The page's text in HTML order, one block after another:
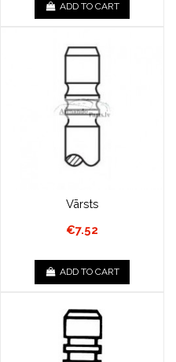
ADD TO CART
Vārsts
€7.52
ADD TO CART